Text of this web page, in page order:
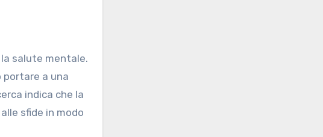
salute mentale.
portare a una
indica che la
sfide in modo